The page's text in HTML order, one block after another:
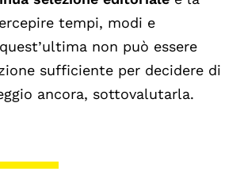
tempi, modi e
non può essere
sufficiente per decidere di
ancora, sottovalutarla.